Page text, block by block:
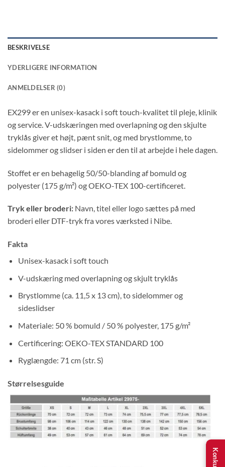
BESKRIVELSE
YDERLIGERE INFORMATION
ANMELDELSER (0)
EX299 er en unisex-kasack i soft touch-kvalitet til pleje, klinik
og service. V-udskæringen med overlapning og den skjulte
tryklås giver et højt, pænt snit, og med brystlomme, to
sidelommer og slidser i siden er den til at arbejde i hele dagen.
Stoffet er en behagelig 50/50-blanding af bomuld og
polyester (175 g/m²) og OEKO-TEX 100-certificeret.
Tryk eller broderi: Navn, titel eller logo sættes på med
broderi eller DTF-tryk fra vores værksted i Nibe.
Fakta
Unisex-kasack i soft touch
V-udskæring med overlapning og skjult tryklås
Brystlomme (ca. 11,5 x 13 cm), to sidelommer og
sideslidser
Materiale: 50 % bomuld / 50 % polyester, 175 g/m²
Certificering: OEKO-TEX STANDARD 100
Ryglængde: 71 cm (str. S)
Størrelsesguide